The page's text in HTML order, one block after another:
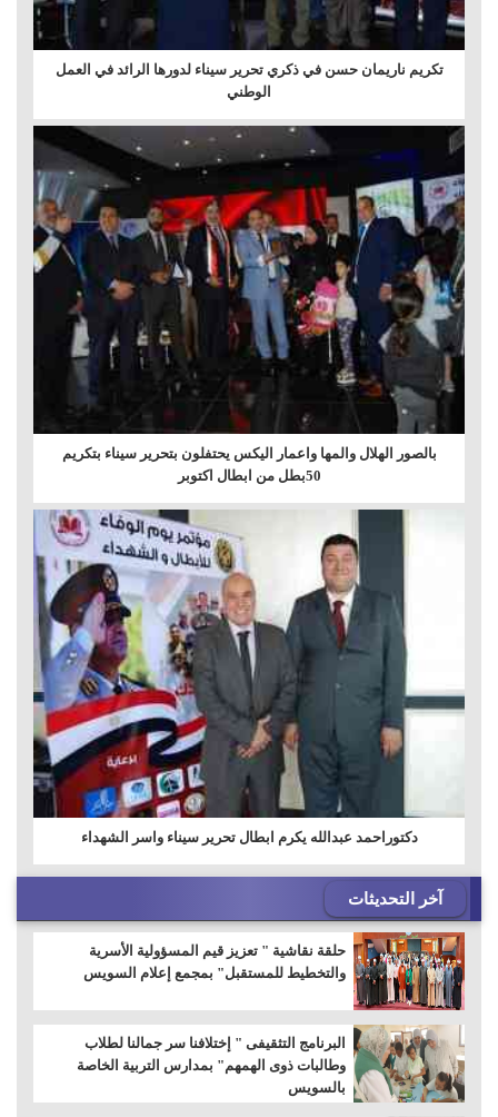
تكريم ناريمان حسن في ذكري تحرير سيناء لدورها الرائد في العمل
الوطني
بالصور الهلال والمها واعمار اليكس يحتفلون بتحرير سيناء بتكريم
50بطل من ابطال اكتوبر
دكتوراحمد عبدالله يكرم ابطال تحرير سيناء واسر الشهداء
آخر التحديثات
حلقة نقاشية " تعزيز قيم المسؤولية الأسرية
والتخطيط للمستقبل" بمجمع إعلام السويس
البرنامج التثقيفى " إختلافنا سر جمالنا لطلاب
وطالبات ذوى الهمهم" بمدارس التربية الخاصة
بالسويس